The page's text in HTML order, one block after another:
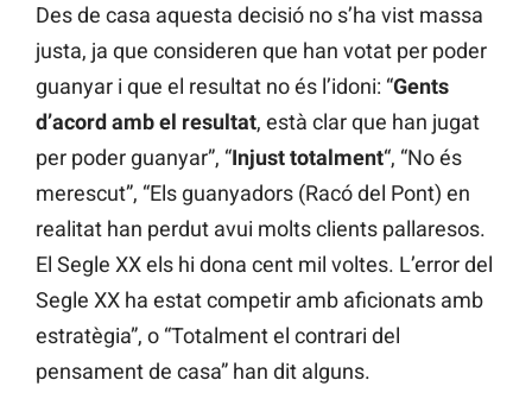
Des de casa aquesta decisió no s’ha vist massa
justa, ja que consideren que han votat per poder
guanyar i que el resultat no és l’idoni: “Gents
d’acord amb el resultat, està clar que han jugat
per poder guanyar”, “Injust totalment“, “No és
merescut”, “Els guanyadors (Racó del Pont) en
realitat han perdut avui molts clients pallaresos.
El Segle XX els hi dona cent mil voltes. L’error del
Segle XX ha estat competir amb aficionats amb
estratègia”, o “Totalment el contrari del
pensament de casa” han dit alguns.